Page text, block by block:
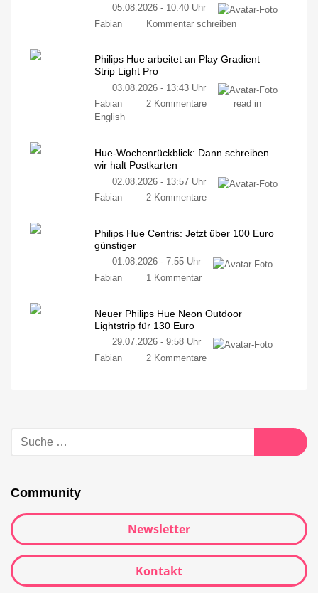
05.08.2026 - 10:40 Uhr
Fabian
Kommentar schreiben
Philips Hue arbeitet an Play Gradient
Strip Light Pro
03.08.2026 - 13:43 Uhr
Fabian
2 Kommentare
read in
English
Hue-Wochenrückblick: Dann schreiben
wir halt Postkarten
02.08.2026 - 13:57 Uhr
Fabian
2 Kommentare
Philips Hue Centris: Jetzt über 100 Euro
günstiger
01.08.2026 - 7:55 Uhr
Fabian
1 Kommentar
Neuer Philips Hue Neon Outdoor
Lightstrip für 130 Euro
29.07.2026 - 9:58 Uhr
Fabian
2 Kommentare
Community
Newsletter
Kontakt